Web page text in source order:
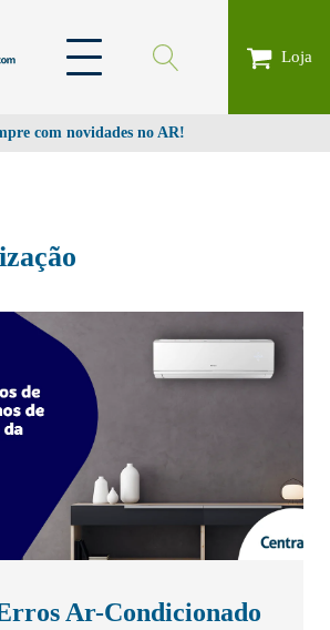
Loja
com novidades no AR!
Ar-Condicionado